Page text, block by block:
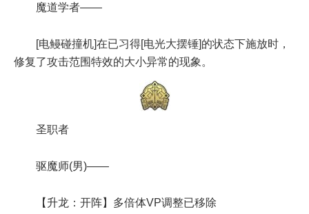
魔道学者——
[电鳗碰撞机]在已习得[电光大摆锤]的状态下施放时，
修复了攻击范围特效的大小异常的现象。
圣职者
驱魔师(男)——
【升龙：开阵】多倍体VP调整已移除